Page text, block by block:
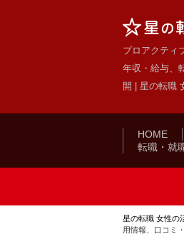
プロアクティ
年収・給与、
開 | 星の転職
HOME
転職・就
星の転職 女性の
用情報、口コミ